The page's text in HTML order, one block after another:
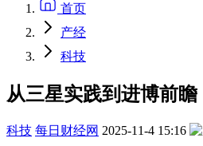
首页
产经
科技
从三星实践到进博前
科技 每日财经网 2025-11-4 15:16